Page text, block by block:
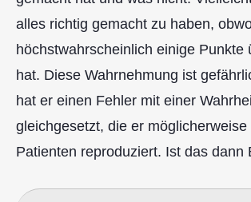
alles richtig gemacht zu haben,
höchstwahrscheinlich einige Punkte
hat. Diese Wahrnehmung ist
hat er einen Fehler mit einer
gleichgesetzt, die er möglicherweise
Patienten reproduziert. Ist das dann